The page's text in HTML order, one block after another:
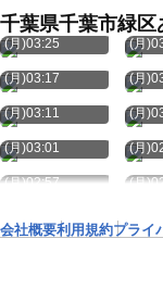
千葉県千葉市緑
8月10日
(月)03:25
8月
(月
8月10日
(月)03:17
8月
(月
8月10日
(月)03:11
8月
(月
8月10日
(月)03:01
8月
(月
8月10日
(月)02:57
8月
(月
会社概要利用規約プライ